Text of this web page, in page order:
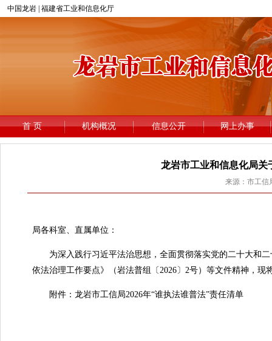
龙岩市工业和信息化局关
来源：市工信
局各科室、直属单位：
为深入践行习近平法治思想，全面贯彻落实党的二十大和二
依法治理工作要点》（岩法普组〔2026〕2号）等文件精神，
附件：龙岩市工信局2026年“谁执法谁普法”责任清单